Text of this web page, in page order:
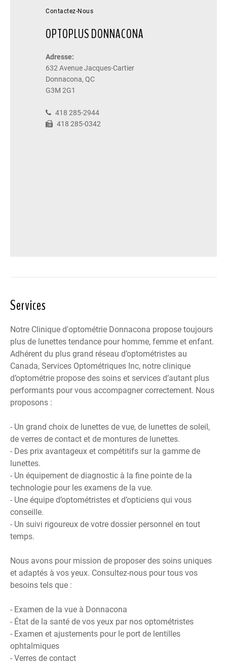
Contactez-Nous
OPTOPLUS DONNACONA
Adresse:
632 Avenue Jacques-Cartier
Donnacona, QC
G3M 2G1
418 285-2944
418 285-0342
Services
Notre Clinique d'optométrie Donnacona propose toujours
plus de lunettes tendance pour homme, femme et enfant.
Adhérent du plus grand réseau d’optométristes au
Canada, Services Optométriques Inc, notre clinique
d’optométrie propose des soins et services d’autant plus
performants pour vous accompagner correctement. Nous
proposons :
- Un grand choix de lunettes de vue, de lunettes de soleil,
de verres de contact et de montures de lunettes.
- Des prix avantageux et compétitifs sur la gamme de
lunettes.
- Un équipement de diagnostic à la fine pointe de la
technologie pour les examens de la vue.
- Une équipe d’optométristes et d’opticiens qui vous
conseille.
- Un suivi rigoureux de votre dossier personnel en tout
temps.
Nous avons pour mission de proposer des soins uniques
et adaptés à vos yeux. Consultez-nous pour tous vos
besoins tels que :
- Examen de la vue à Donnacona
- État de la santé de vos yeux par nos optométristes
- Examen et ajustements pour le port de lentilles
ophtalmiques
- Verres de contact